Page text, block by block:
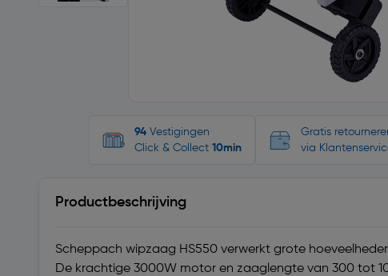
94 Vestigingen
Click & Collect 10min
Gratis
via
Productbeschrijving
Scheppach wipzaag HS550 verwerkt grote
De krachtige 3000W motor en zaaglengte van 300 tot